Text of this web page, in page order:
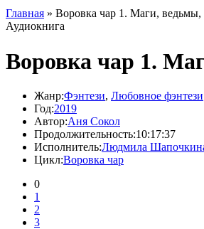
Главная » Воровка чар 1. Маги,
Аудиокнига
Воровка чар 1.
Жанр:Фэнтези, Любовное фэнтези
Год:2019
Автор:Аня Сокол
Продолжительность:10:17:37
Исполнитель:Людмила
Цикл:Воровка чар
0
1
2
3